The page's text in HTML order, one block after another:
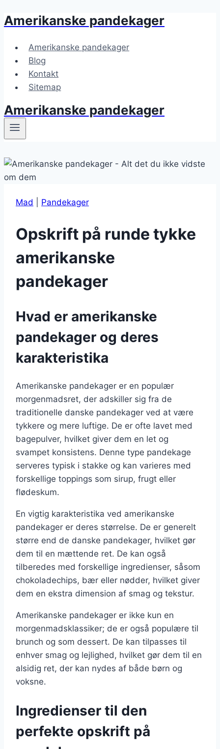
Fortsæt
indhold
Amerikanske pandekager
Amerikanske pandekager
Blog
Kontakt
Sitemap
Amerikanske pandekager
Mad Pandekager
Opskrift på runde tykke
amerikanske
pandekager
Hvad er amerikanske
pandekager og deres
karakteristika
Amerikanske pandekager er en populær
morgenmadsret, der adskiller sig fra de
traditionelle danske pandekager ved at være
tykkere og mere luftige. De er ofte lavet med
bagepulver, hvilket giver dem en let og
svampet konsistens. Denne type pandekage
serveres typisk i stakke og kan varieres med
forskellige toppings som sirup, frugt eller
flødeskum.
En vigtig karakteristika ved amerikanske
pandekager er deres størrelse. De er generelt
større end de danske pandekager, hvilket gør
dem til en mættende ret. De kan også
tilberedes med forskellige ingredienser, såsom
chokoladechips, bær eller nødder, hvilket giver
dem en ekstra dimension af smag og tekstur.
Amerikanske pandekager er ikke kun en
morgenmadsklassiker; de er også populære til
brunch og som dessert. De kan tilpasses til
enhver smag og lejlighed, hvilket gør dem til en
alsidig ret, der kan nydes af både børn og
voksne.
Ingredienser til den
perfekte opskrift på